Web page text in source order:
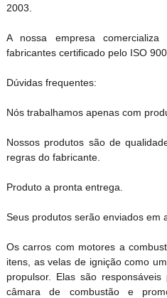
2003.
A nossa empresa
fabricantes certificado pelo ISO
Dúvidas frequentes:
Nós trabalhamos apenas com
Nossos produtos são de
regras do fabricante.
Produto a pronta entrega.
Seus produtos serão enviados em
Os carros com motores a
itens, as velas de ignição como
propulsor. Elas são
câmara de combustão e